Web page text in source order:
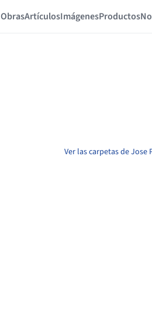
ObrasArtículosImágenesProductos
Ver las carpetas de Jose